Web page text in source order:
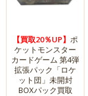
【買取20％UP】 ポ
ケットモンスター
カードゲーム 第4弾
拡張パック「ロケ
ット団」未開封
BOXパック買取